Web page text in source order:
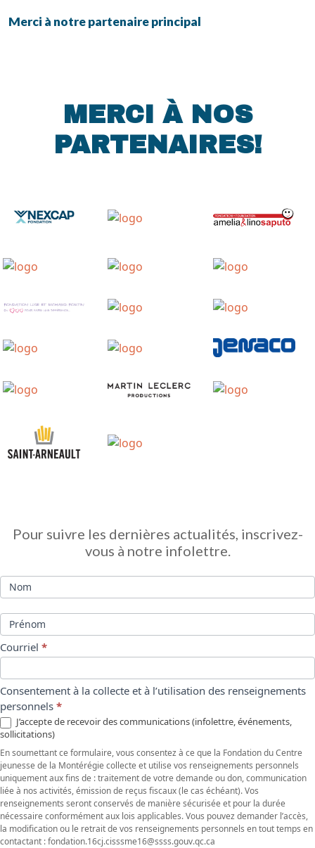
Merci à notre partenaire principal
MERCI À NOS
PARTENAIRES!
Infolettre
Pour suivre les dernières actualités, inscrivez-
vous à notre infolettre.
Nom
Prénom
Courriel *
Consentement à la collecte et à l’utilisation des renseignements
personnels *
J’accepte de recevoir des communications (infolettre, événements,
sollicitations)
En soumettant ce formulaire, vous consentez à ce que la Fondation du Centre
jeunesse de la Montérégie collecte et utilise vos renseignements personnels
uniquement aux fins de : traitement de votre demande ou don, communication
liée à nos activités, émission de reçus fiscaux (le cas échéant). Vos
renseignements seront conservés de manière sécurisée et pour la durée
nécessaire conformément aux lois applicables. Vous pouvez demander l’accès,
la modification ou le retrait de vos renseignements personnels en tout temps en
contactant : fondation.16cj.cisssme16@ssss.gouv.qc.ca